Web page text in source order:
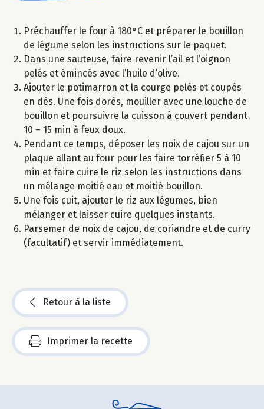
Préchauffer le four à 180°C et préparer le bouillon
de légume selon les instructions sur le paquet.
Dans une sauteuse, faire revenir l’ail et l’oignon
pelés et émincés avec l’huile d’olive.
Ajouter le potimarron et la courge pelés et coupés
en dés. Une fois dorés, mouiller avec une louche de
bouillon et poursuivre la cuisson à couvert pendant
10 – 15 min à feux doux.
Pendant ce temps, déposer les noix de cajou sur un
plaque allant au four pour les faire torréfier 5 à 10
min et faire cuire le riz selon les instructions dans
un mélange moitié eau et moitié bouillon.
Une fois cuit, ajouter le riz aux légumes, bien
mélanger et laisser cuire quelques instants.
Parsemer de noix de cajou, de coriandre et de curry
(facultatif) et servir immédiatement.
Retour à la liste
Imprimer la recette